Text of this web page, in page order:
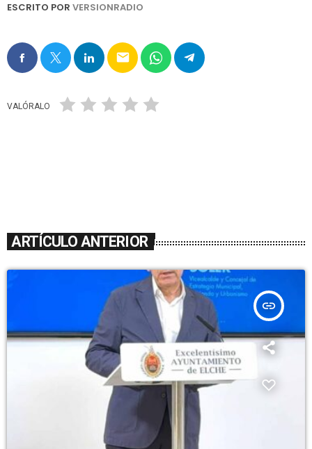
ESCRITO POR VERSIONRADIO
email
VALÓRALO
ARTÍCULO ANTERIOR
insert_link